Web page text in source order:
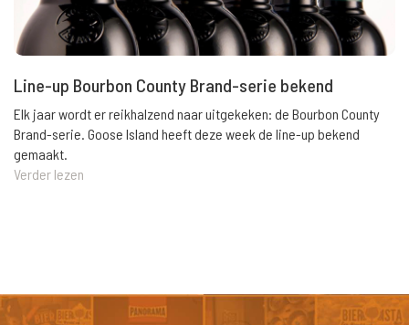
Line-up Bourbon County Brand-serie bekend
Elk jaar wordt er reikhalzend naar uitgekeken: de Bourbon County
Brand-serie. Goose Island heeft deze week de line-up bekend
gemaakt.
Verder lezen